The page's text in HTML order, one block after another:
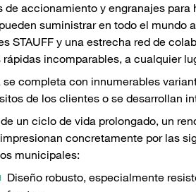
de accionamiento y engranajes
suministrar en todo el
STAUFF y una estrecha red de
rápidas incomparables, a cualquier
se completa con innumerables
de los clientes o se desarrollan
un ciclo de vida prolongado, un
impresionan concretamente por las
municipales:
Diseño robusto, especialmente